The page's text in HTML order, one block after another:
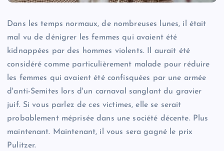
Dans les temps normaux, de nombreuses lunes, il était
mal vu de dénigrer les femmes qui avaient été
kidnappées par des hommes violents. Il aurait été
considéré comme particulièrement malade pour réduire
les femmes qui avaient été confisquées par une armée
d'anti-Semites lors d'un carnaval sanglant du gravier
juif. Si vous parlez de ces victimes, elle se serait
probablement méprisée dans une société décente. Plus
maintenant. Maintenant, il vous sera gagné le prix
Pulitzer.